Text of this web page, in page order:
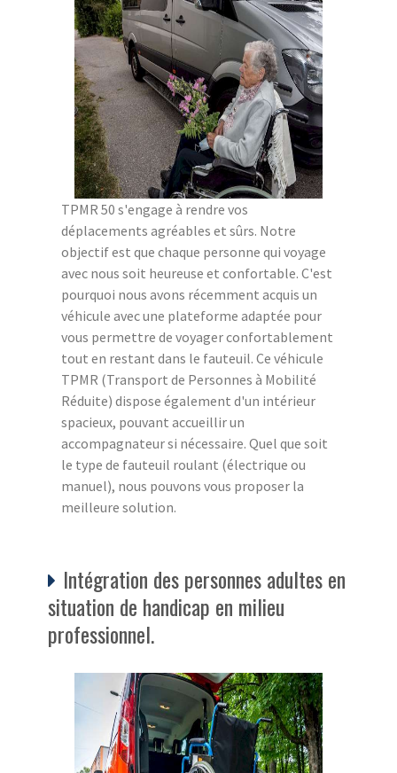
TPMR 50 s'engage à rendre vos
déplacements agréables et sûrs. Notre
objectif est que chaque personne qui voyage
avec nous soit heureuse et confortable. C'est
pourquoi nous avons récemment acquis un
véhicule avec une plateforme adaptée pour
vous permettre de voyager confortablement
tout en restant dans le fauteuil. Ce véhicule
TPMR (Transport de Personnes à Mobilité
Réduite) dispose également d'un intérieur
spacieux, pouvant accueillir un
accompagnateur si nécessaire. Quel que soit
le type de fauteuil roulant (électrique ou
manuel), nous pouvons vous proposer la
meilleure solution.
Intégration des personnes adultes en
situation de handicap en milieu
professionnel.